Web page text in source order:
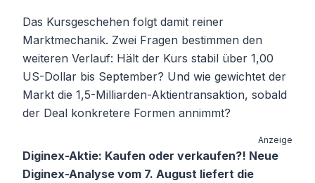
Das Kursgeschehen folgt damit reiner
Marktmechanik. Zwei Fragen bestimmen den
weiteren Verlauf: Hält der Kurs stabil über 1,00
US-Dollar bis September? Und wie gewichtet der
Markt die 1,5-Milliarden-Aktientransaktion, sobald
der Deal konkretere Formen annimmt?
Anzeige
Diginex-Aktie: Kaufen oder verkaufen?! Neue
Diginex-Analyse vom 7. August liefert die